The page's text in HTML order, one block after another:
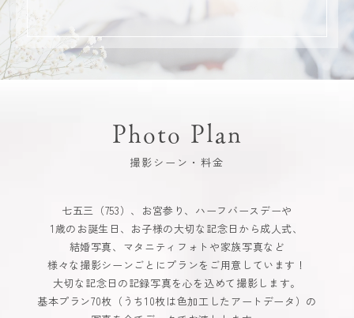
Photo Plan
撮影シーン・料金
七五三（753）、お宮参り、ハーフバースデーや
1歳のお誕生日、お子様の大切な記念日から成人式、
結婚写真、マタニティフォトや家族写真など
様々な撮影シーンごとにプランをご用意しています！
大切な記念日の記録写真を心を込めて撮影します。
基本プラン70枚（うち10枚は色加工したアートデータ）の